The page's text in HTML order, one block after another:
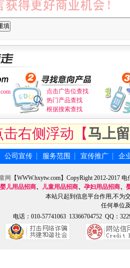
点击广告位查找
热门产品查找
根据搜索查找
右侧浮动【马上
公司宣传 ┆ 服务范围 ┆ 宣传推广 ┆ 企
网
【WWW.hxytw.com】CopyRight 2012-2017
婴儿用品招商、 儿童用品招商、 孕妇用品招商、
本站只起到信息平台作用,不为
任何单位
电话：010-57741063 13366704752 QQ：